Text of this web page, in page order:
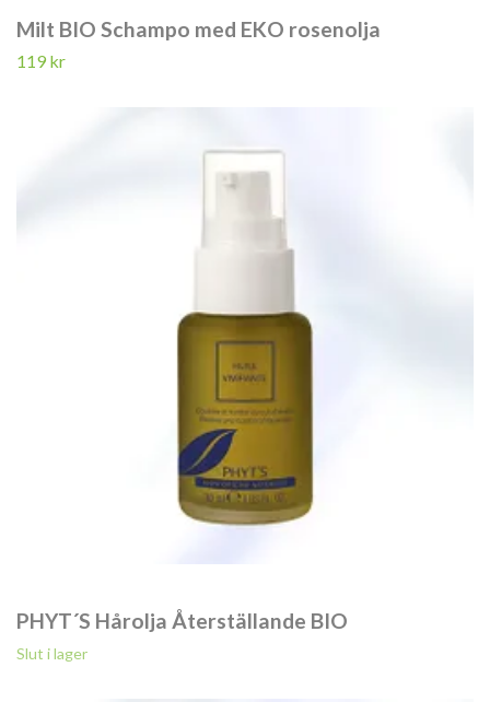
Milt BIO Schampo med EKO rosenolja
119 kr
PHYT´S Hårolja Återställande BIO
Slut i lager